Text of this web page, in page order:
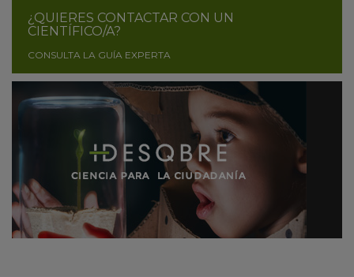
¿QUIERES CONTACTAR CON UN
CIENTÍFICO/A?
CONSULTA LA GUÍA EXPERTA